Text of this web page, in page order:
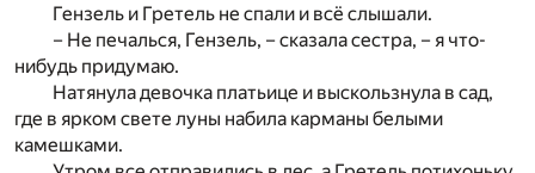
Гензель и Гретель не спали и всё слышали.
– Не печалься, Гензель, – сказала сестра, – я что-
нибудь придумаю.
Натянула девочка платьице и выскользнула в сад,
где в ярком свете луны набила карманы белыми
камешками.